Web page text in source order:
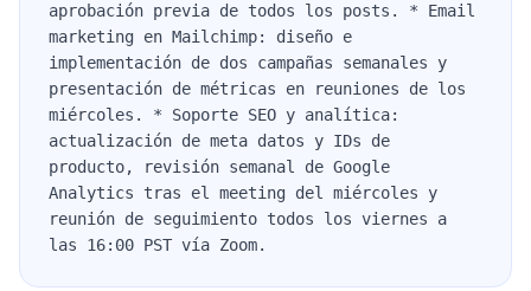
aprobación previa de todos los posts. * Email
marketing en Mailchimp: diseño e
implementación de dos campañas semanales y
presentación de métricas en reuniones de los
miércoles. * Soporte SEO y analítica:
actualización de meta datos y IDs de
producto, revisión semanal de Google
Analytics tras el meeting del miércoles y
reunión de seguimiento todos los viernes a
las 16:00 PST vía Zoom.